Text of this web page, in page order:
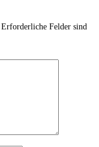
Erforderliche Felder sind